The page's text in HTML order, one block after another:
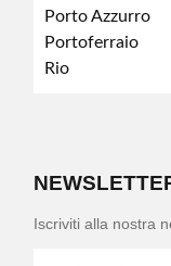
Porto Azzurro
Portoferraio
Rio
Iscriviti alla nostra